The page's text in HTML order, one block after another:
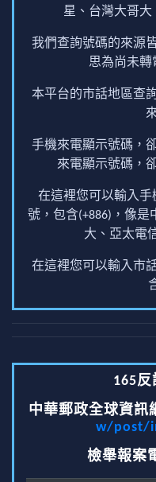
星、台灣大哥大
我們查詢號碼的來源
思為尚未轉
本平台的市話地區查
手機來電顯示號碼，
來電顯示號碼，
在這裡您可以輸入手
號，包含(+886)，像
大、亞太電
在這裡您可以輸入市
165
中華郵政全球資訊
w/post/
檢舉報案